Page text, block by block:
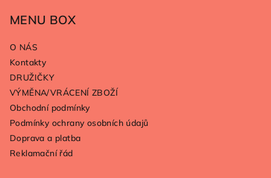
MENU BOX
O NÁS
Kontakty
DRUŽIČKY
VÝMĚNA/VRÁCENÍ ZBOŽÍ
Obchodní podmínky
Podmínky ochrany osobních údajů
Doprava a platba
Reklamační řád